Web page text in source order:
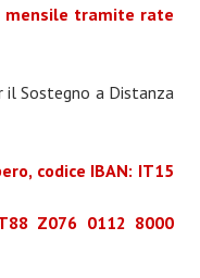
mensile tramite rate
Sostegno a Distanza
codice IBAN: IT15
Z076 0112 8000